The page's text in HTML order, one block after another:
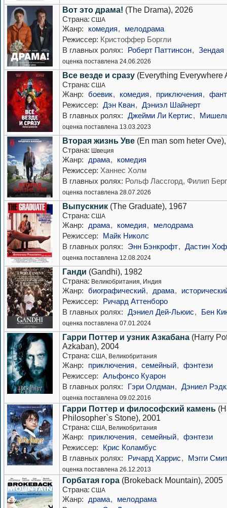
Вот это драма! (The Drama), 2026
Страна: США
Жанр: комедия,
мелодрама
Режиссер: Кристоффер Боргли
В главных ролях:
Роберт Паттинсон, Зендая
оценка поставлена 24.06.2026
Все везде и сразу (Everything Everywhere
Страна: США
Жанр: боевик, комедия, приключения,
Режиссер: Дэн Кван, Дэниэл Шайнерт
В главных ролях: Джейми Ли Кертис,
оценка поставлена 13.03.2023
Вторая жизнь Уве (En man som heter
Страна: Швеция
Жанр: драма,
комедия
Режиссер: Ханнес Холм
В главных ролях: Рольф Лассгорд, Филип Берг
оценка поставлена 28.07.2026
Выпускник (The Graduate), 1967
Страна: США
Жанр: драма, комедия,
мелодрама
Режиссер:
Майк Николс
В главных ролях:
Энн Бэнкрофт, Дастин
оценка поставлена 12.08.2024
Ганди (Gandhi), 1982
Страна: Великобритания, Индия
Жанр: биографический, драма,
Режиссер:
Ричард Аттенборо
В главных ролях: Дэниел Дей-Льюис, Бен
оценка поставлена 07.01.2024
Гарри Поттер и узник Азкабана (Harry
Azkaban), 2004
Страна: США, Великобритания
Жанр: приключения, семейный, фэнтези
Режиссер: Альфонсо Куарон
В главных ролях:
Гэри Олдман, Дэниел
оценка поставлена 09.02.2016
Гарри Поттер и философский камень
Philosopher`s Stone), 2001
Страна: США, Великобритания
Жанр: приключения, семейный, фэнтези
Режиссер:
Крис Коламбус
В главных ролях:
Ричард Харрис, Мэгги
оценка поставлена 26.12.2013
Горбатая гора (Brokeback Mountain), 2005
Страна: США
Жанр: драма,
мелодрама